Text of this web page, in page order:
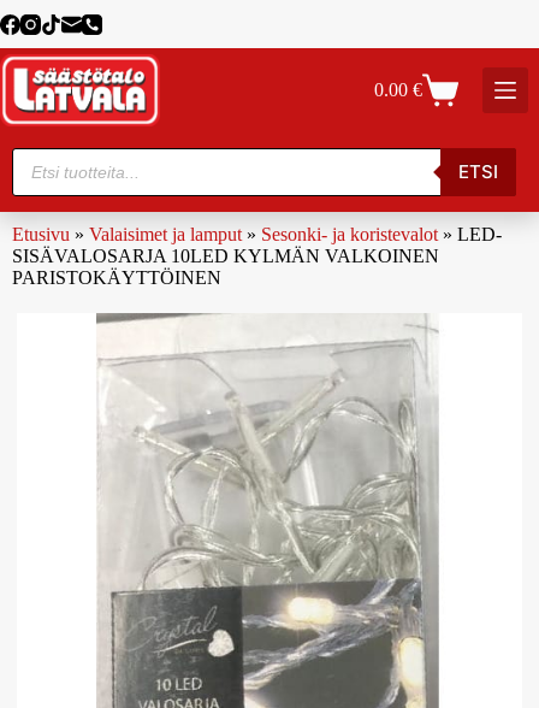
0.00€
ETSI
Etusivu » Valaisimet ja lamput » Sesonki- ja koristevalot » LED-
SISÄVALOSARJA 10LED KYLMÄN VALKOINEN
PARISTOKÄYTTÖINEN